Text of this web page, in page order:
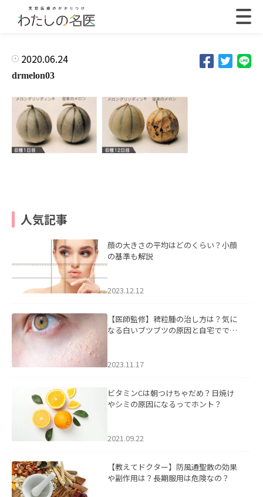
2020.06.24
drmelon03
人気記事
顔の大きさの平均はどのくらい？小顔
の基準も解説
2023.12.12
【医師監修】稗粒腫の治し方は？気に
なる白いブツブツの原因と自宅ででき
2023.11.17
ビタミンCは朝つけちゃだめ？日焼け
やシミの原因になるってホント？
2021.09.22
【教えてドクター】防風通聖散の効果
や副作用は？長期服用は危険なの？